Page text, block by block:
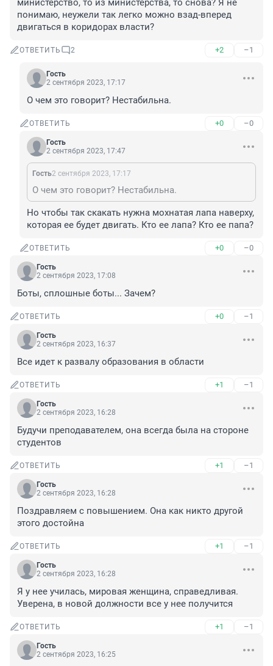
министерство, то из министерства, то снова? Я не
понимаю, неужели так легко можно взад-вперед
двигаться в коридорах власти?
ОТВЕТИТЬ 2 +2 –1
Гость
2 сентября 2023, 17:17
О чем это говорит? Нестабильна.
ОТВЕТИТЬ +0 –0
Гость
2 сентября 2023, 17:47
Гость2 сентября 2023, 17:17
О чем это говорит? Нестабильна.
Но чтобы так скакать нужна мохнатая лапа наверху,
которая ее будет двигать. Кто ее лапа? Кто ее папа?
ОТВЕТИТЬ +0 –0
Гость
2 сентября 2023, 17:08
Боты, сплошные боты... Зачем?
ОТВЕТИТЬ +0 –1
Гость
2 сентября 2023, 16:37
Все идет к развалу образования в области
ОТВЕТИТЬ +1 –1
Гость
2 сентября 2023, 16:28
Будучи преподавателем, она всегда была на стороне
студентов
ОТВЕТИТЬ +1 –1
Гость
2 сентября 2023, 16:28
Поздравляем с повышением. Она как никто другой
этого достойна
ОТВЕТИТЬ +1 –1
Гость
2 сентября 2023, 16:28
Я у нее училась, мировая женщина, справедливая.
Уверена, в новой должности все у нее получится
ОТВЕТИТЬ +1 –1
Гость
2 сентября 2023, 16:25